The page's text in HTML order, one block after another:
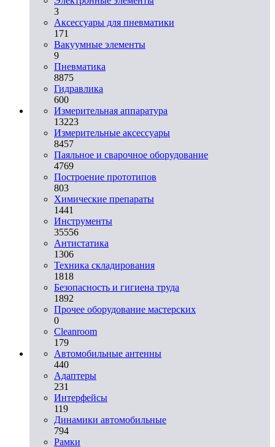
3
Аксессуары для пневматики
171
Вакуумные элементы
9
Пневматика
8875
Гидравлика
600
Измерительная аппаратура
13223
Измерительные аксессуары
8457
Паяльное и сварочное оборудование
4769
Построение прототипов
803
Химические препараты
1441
Инструменты
35556
Aнтистатика
1306
Техника складирования
1818
Безопасность и гигиена труда
1892
Прочее оборудование мастерских
0
Cleanroom
179
Автомобильные антенны
440
Адаптеры
231
Интерфейсы
119
Динамики автомобильные
794
Рамки